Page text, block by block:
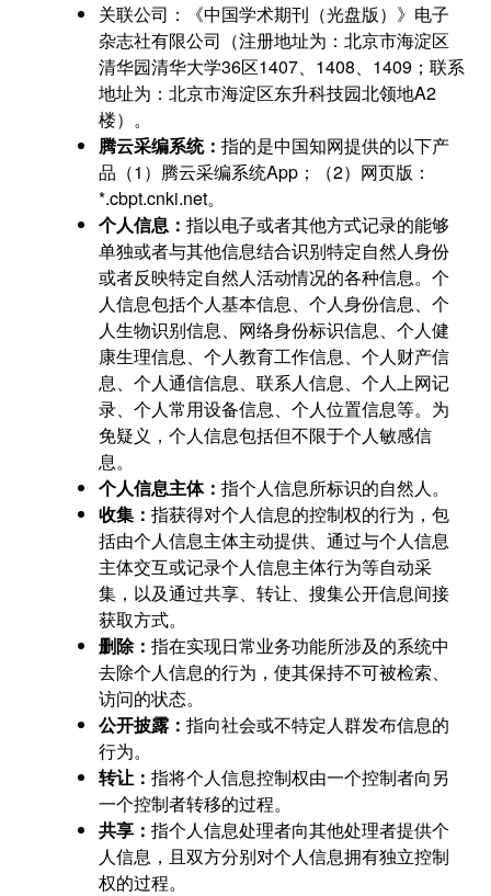
关联公司：《中国学术期刊（光盘版）》电子
杂志社有限公司（注册地址为：北京市海淀区
清华园清华大学36区1407、1408、1409；联系
地址为：北京市海淀区东升科技园北领地A2
楼）。
腾云采编系统：指的是中国知网提供的以下产
品（1）腾云采编系统App；（2）网页版：
*.cbpt.cnki.net。
个人信息：指以电子或者其他方式记录的能够
单独或者与其他信息结合识别特定自然人身份
或者反映特定自然人活动情况的各种信息。个
人信息包括个人基本信息、个人身份信息、个
人生物识别信息、网络身份标识信息、个人健
康生理信息、个人教育工作信息、个人财产信
息、个人通信信息、联系人信息、个人上网记
录、个人常用设备信息、个人位置信息等。为
免疑义，个人信息包括但不限于个人敏感信
息。
个人信息主体：指个人信息所标识的自然人。
收集：指获得对个人信息的控制权的行为，包
括由个人信息主体主动提供、通过与个人信息
主体交互或记录个人信息主体行为等自动采
集，以及通过共享、转让、搜集公开信息间接
获取方式。
删除：指在实现日常业务功能所涉及的系统中
去除个人信息的行为，使其保持不可被检索、
访问的状态。
公开披露：指向社会或不特定人群发布信息的
行为。
转让：指将个人信息控制权由一个控制者向另
一个控制者转移的过程。
共享：指个人信息处理者向其他处理者提供个
人信息，且双方分别对个人信息拥有独立控制
权的过程。